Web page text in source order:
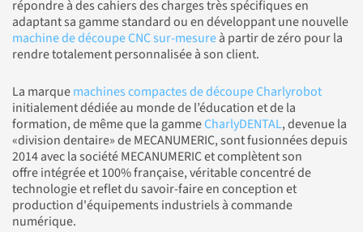
répondre à des cahiers des charges très spécifiques en
adaptant sa gamme standard ou en développant une nouvelle
machine de découpe CNC sur-mesureà partir de zéro pour la
rendre totalement personnalisée à son client.
La marquemachines compactes de découpe Charlyrobot
initialement dédiée au monde de l’éducation et de la
formation, de même que la gammeCharlyDENTAL, devenue la
«division dentaire» de MECANUMERIC, sont fusionnées depuis
2014 avec la société MECANUMERIC et complètent son
offre intégrée et 100% française, véritable concentré de
technologie et reflet du savoir-faire en conception et
production d'équipements industriels à commande
numérique.